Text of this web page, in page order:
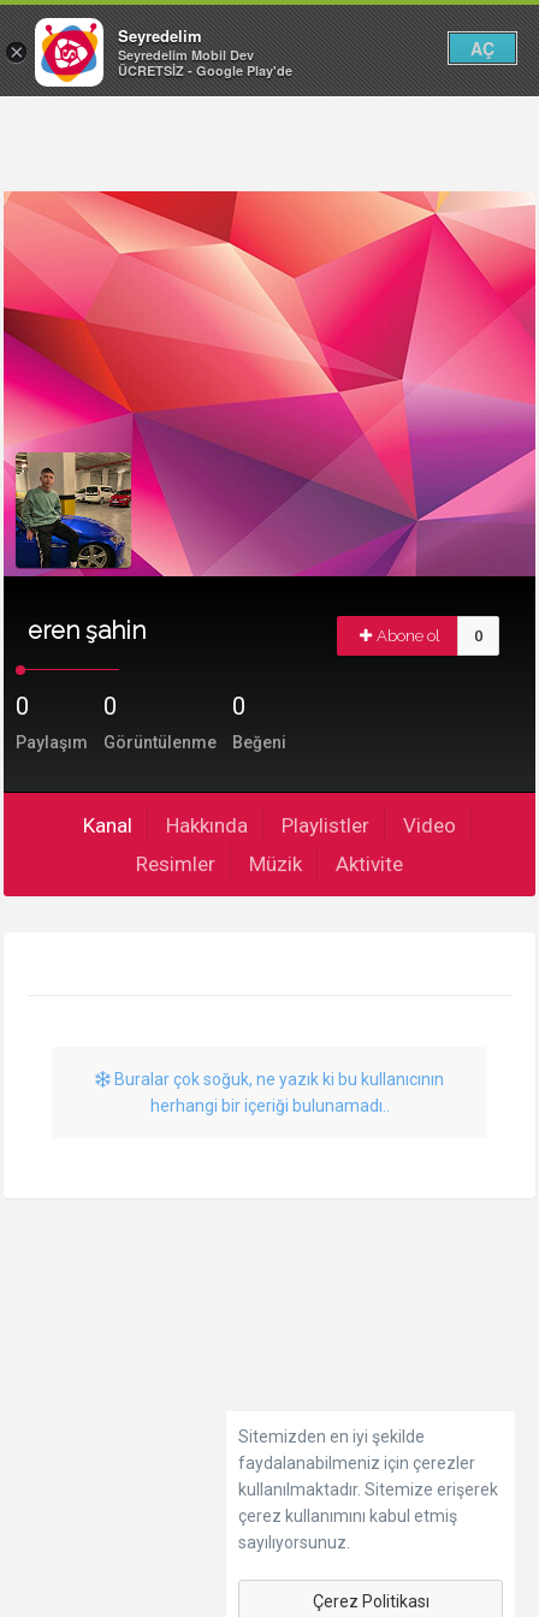
eren şahin Abone ol 0
0
Paylaşım
0
Görüntülenme
0
Beğeni
Kanal Hakkında Playlistler
Video
Resimler
Müzik Aktivite
Buralar çok soğuk, ne yazık ki bu kullanıcının
herhangi bir içeriği bulunamadı..
Sitemizden en iyi şekilde
faydalanabilmeniz için çerezler
kullanılmaktadır. Sitemize erişerek
çerez kullanımını kabul etmiş
sayılıyorsunuz.
Çerez Politikası
×
Seyredelim
Seyredelim Mobil Dev
ÜCRETSİZ - Google Play'de
AÇ